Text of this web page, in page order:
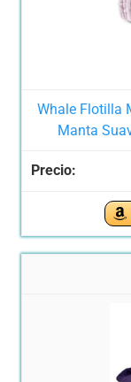
Whale Flotilla
Manta